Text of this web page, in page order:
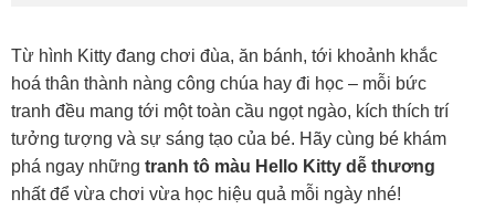
Từ hình Kitty đang chơi đùa, ăn bánh, tới khoảnh khắc
hoá thân thành nàng công chúa hay đi học – mỗi bức
tranh đều mang tới một toàn cầu ngọt ngào, kích thích trí
tưởng tượng và sự sáng tạo của bé. Hãy cùng bé khám
phá ngay những tranh tô màu Hello Kitty dễ thương
nhất để vừa chơi vừa học hiệu quả mỗi ngày nhé!